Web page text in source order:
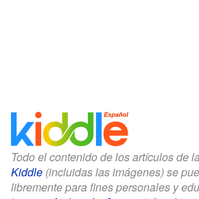
Todo el contenido de los artículos de la
Kiddle (incluidas las imágenes) se
libremente para fines personales y